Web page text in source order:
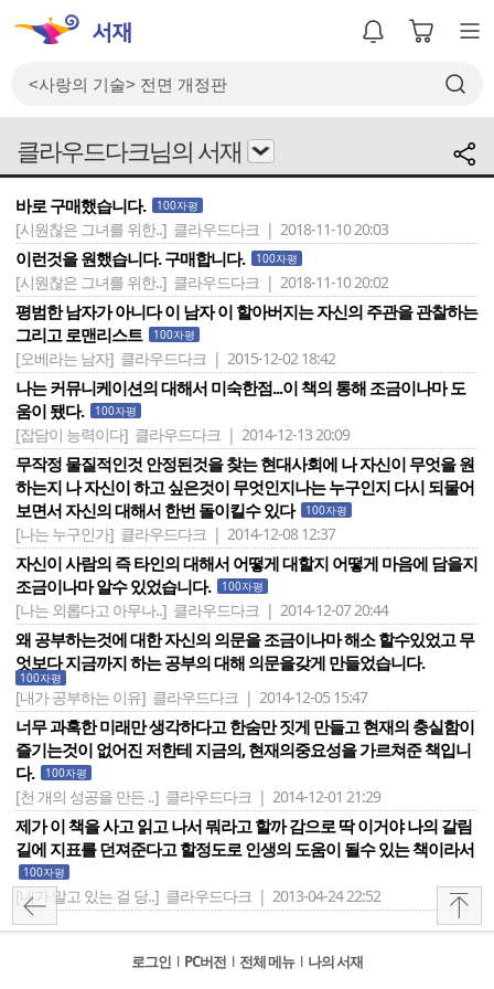
클라우드다크님의 서재
바로 구매했습니다. 100자평
[시원찮은 그녀를 위한..] 클라우드다크 | 2018-11-10 20:03
이런것을 원했습니다. 구매합니다. 100자평
[시원찮은 그녀를 위한..] 클라우드다크 | 2018-11-10 20:02
평범한 남자가 아니다 이 남자 이 할아버지는 자신의 주관을 관찰하는
그리고 로맨리스트
100자평
[오베라는 남자] 클라우드다크 | 2015-12-02 18:42
나는 커뮤니케이션의 대해서 미숙한점...이 책의 통해 조금이나마 도
움이 됐다.
100자평
[잡담이 능력이다] 클라우드다크 | 2014-12-13 20:09
무작정 물질적인것 안정된것을 찾는 현대사회에 나 자신이 무엇을 원
하는지 나 자신이 하고 싶은것이 무엇인지나는 누구인지 다시 되물어
보면서 자신의 대해서 한번 돌이킬수 있다
100자평
[나는 누구인가] 클라우드다크 | 2014-12-08 12:37
자신이 사람의 즉 타인의 대해서 어떻게 대할지 어떻게 마음에 담을지
조금이나마 알수 있었습니다.
100자평
[나는 외롭다고 아무나..] 클라우드다크 | 2014-12-07 20:44
왜 공부하는것에 대한 자신의 의문을 조금이나마 해소 할수있었고 무
엇보다 지금까지 하는 공부의 대해 의문을갖게 만들었습니다.
100자평
[내가 공부하는 이유] 클라우드다크 | 2014-12-05 15:47
너무 과혹한 미래만 생각하다고 한숨만 짓게 만들고 현재의 충실함이
즐기는것이 없어진 저한테 지금의, 현재의중요성을 가르쳐준 책입니
다.
100자평
[천 개의 성공을 만든 ..] 클라우드다크 | 2014-12-01 21:29
제가 이 책을 사고 읽고 나서 뭐라고 할까 감으로 딱 이거야 나의 갈림
길에 지표를 던져준다고 할정도로 인생의 도움이 될수 있는 책이라서
100자평
[내가 알고 있는 걸 당..] 클라우드다크 | 2013-04-24 22:52
로그인 l PC버전 l 전체 메뉴 l 나의 서재